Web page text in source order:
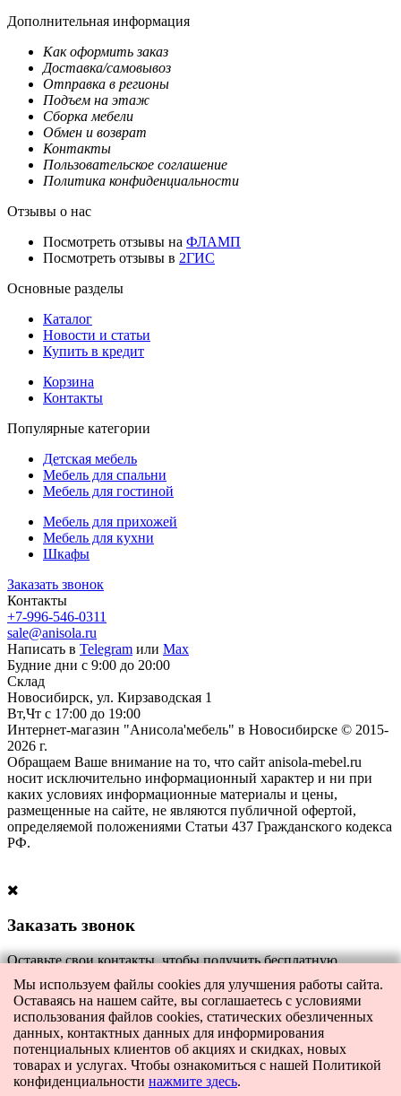
Дополнительная информация
Как оформить заказ
Доставка/самовывоз
Отправка в регионы
Подъем на этаж
Сборка мебели
Обмен и возврат
Контакты
Пользовательское соглашение
Политика конфиденциальности
Отзывы о нас
Посмотреть отзывы на ФЛАМП
Посмотреть отзывы в 2ГИС
Основные разделы
Каталог
Новости и статьи
Купить в кредит
Корзина
Контакты
Популярные категории
Детская мебель
Мебель для спальни
Мебель для гостиной
Мебель для прихожей
Мебель для кухни
Шкафы
Заказать звонок
Контакты
+7-996-546-0311
sale@anisola.ru
Написать в Telegram или Max
Будние дни с 9:00 до 20:00
Склад
Новосибирск, ул. Кирзаводская 1
Вт,Чт с 17:00 до 19:00
Интернет-магазин "Анисола'мебель" в Новосибирске © 2015-
2026 г.
Обращаем Ваше внимание на то, что сайт anisola-mebel.ru
носит исключительно информационный характер и ни при
каких условиях информационные материалы и цены,
размещенные на сайте, не являются публичной офертой,
определяемой положениями Статьи 437 Гражданского кодекса
РФ.
Заказать звонок
Оставьте свои контакты, чтобы получить бесплатную
консультацию по всем интересующим вас вопросам. Наш
специалист перезвонит вам в ближайшее время.
Либо позвоните нам сами по телефону:+7-996-546-0311.
Мы используем файлы cookies для улучшения работы сайта.
Оставаясь на нашем сайте, вы соглашаетесь с условиями
использования файлов cookies, статических обезличенных
данных, контактных данных для информирования
потенциальных клиентов об акциях и скидках, новых
товарах и услугах. Чтобы ознакомиться с нашей Политикой
конфиденциальности нажмите здесь.